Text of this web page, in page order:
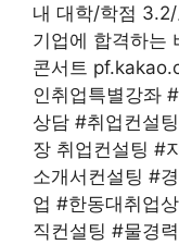
내 대학/학점
기업에 합격하는
콘서트
인취업특별강좌
상담 #취업컨설
장 취업컨설팅 #
소개서컨설팅 #
업 #한동대취업
직컨설팅 #물경